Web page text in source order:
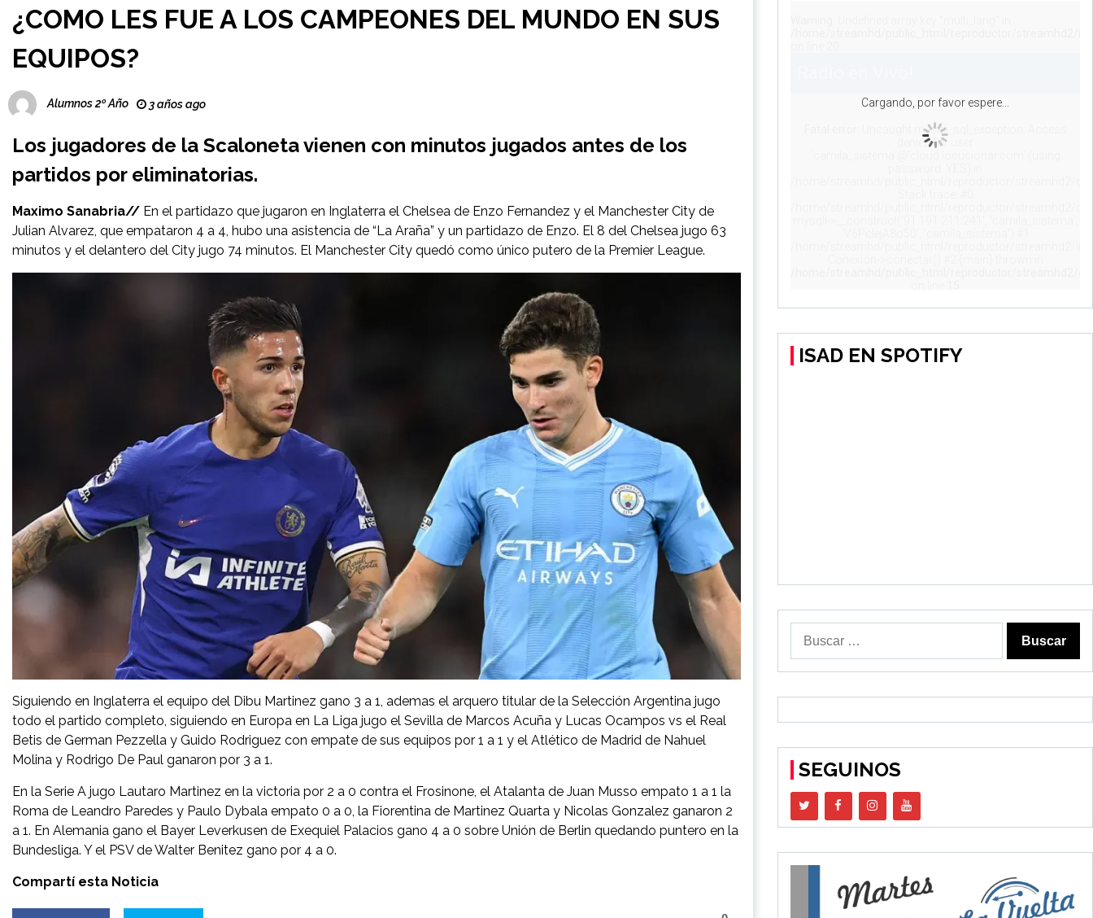
¿COMO LES FUE A LOS CAMPEONES DEL MUNDO EN SUS
EQUIPOS?
Alumnos 2º Año 3 años ago
Los jugadores de la Scaloneta vienen con minutos jugados antes de los
partidos por eliminatorias.
Maximo Sanabria// En el partidazo que jugaron en Inglaterra el Chelsea de Enzo Fernandez y el Manchester City de
Julian Alvarez, que empataron 4 a 4, hubo una asistencia de “La Araña” y un partidazo de Enzo. El 8 del Chelsea jugo 63
minutos y el delantero del City jugo 74 minutos. El Manchester City quedó como único putero de la Premier League.
Siguiendo en Inglaterra el equipo del Dibu Martinez gano 3 a 1, ademas el arquero titular de la Selección Argentina jugo
todo el partido completo, siguiendo en Europa en La Liga jugo el Sevilla de Marcos Acuña y Lucas Ocampos vs el Real
Betis de German Pezzella y Guido Rodriguez con empate de sus equipos por 1 a 1 y el Atlético de Madrid de Nahuel
Molina y Rodrigo De Paul ganaron por 3 a 1.
En la Serie A jugo Lautaro Martinez en la victoria por 2 a 0 contra el Frosinone, el Atalanta de Juan Musso empato 1 a 1 la
Roma de Leandro Paredes y Paulo Dybala empato 0 a 0, la Fiorentina de Martinez Quarta y Nicolas Gonzalez ganaron 2
a 1. En Alemania gano el Bayer Leverkusen de Exequiel Palacios gano 4 a 0 sobre Unión de Berlin quedando puntero en la
Bundesliga. Y el PSV de Walter Benitez gano por 4 a 0.
Compartí esta Noticia
ISAD EN SPOTIFY
SEGUINOS